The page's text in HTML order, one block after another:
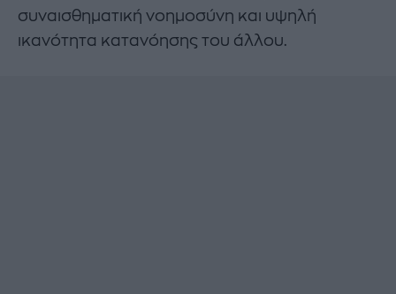
συναισθηματική νοημοσύνη και υψηλή
ικανότητα κατανόησης του άλλου.